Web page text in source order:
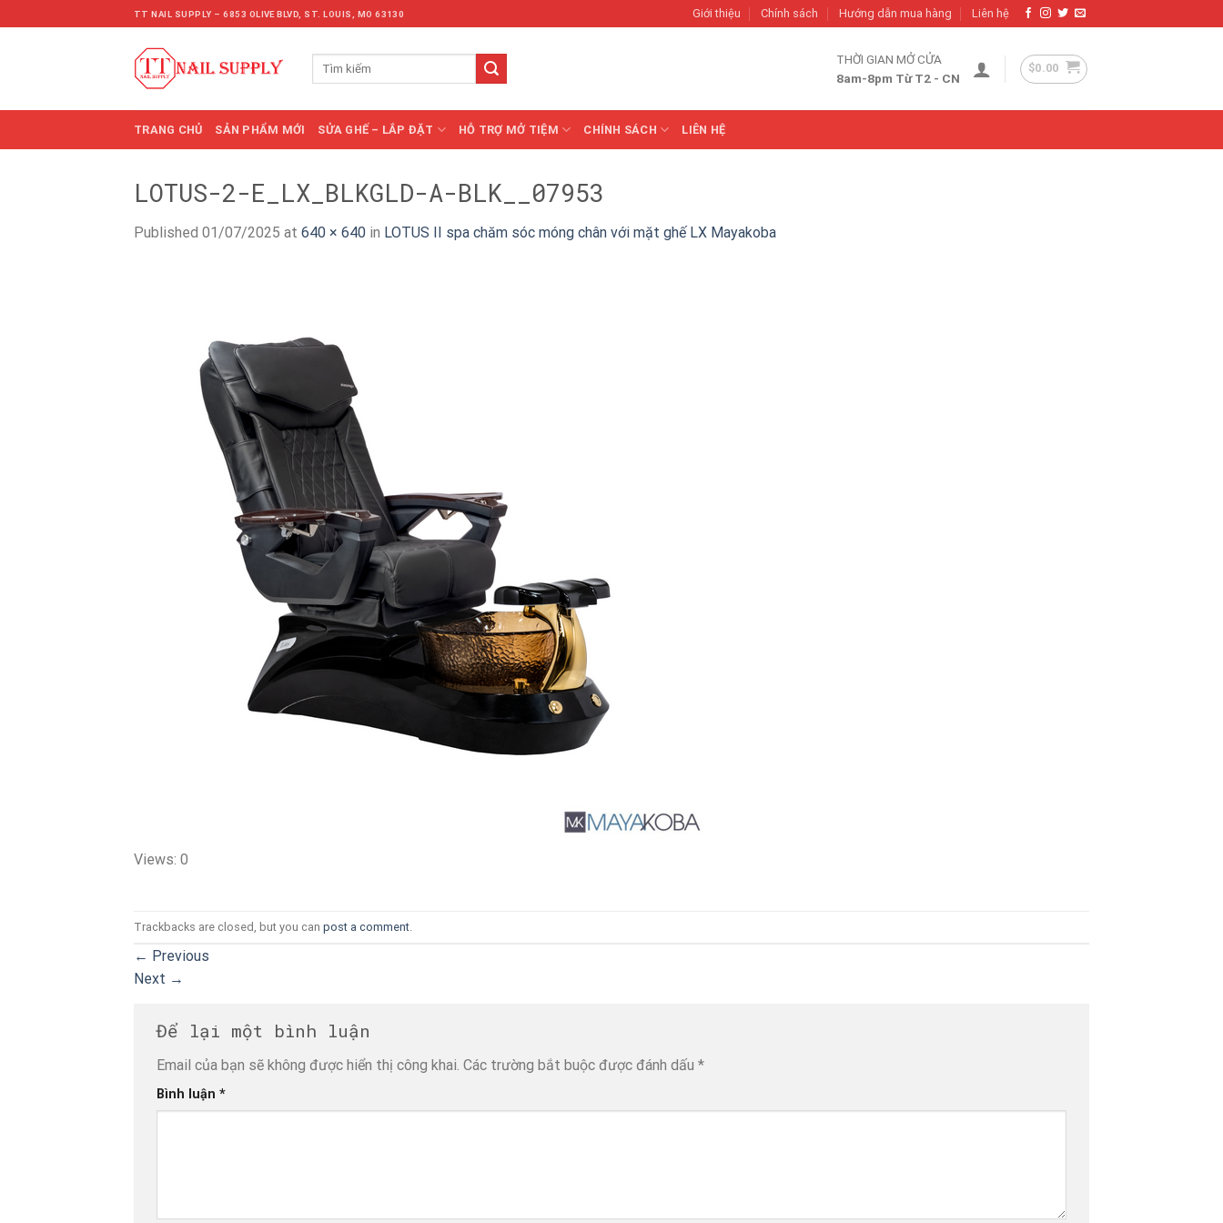
to
TT NAIL SUPPLY – 6853 OLIVE BLVD, ST. LOUIS, MO 63130 Giới thiệu Chính sách Hướng dẫn mua hàng Liên hệ
Tìm
THỜI GIAN MỞ CỬA
8am-8pm Từ T2 - CN
$0.00
TRANG CHỦ SẢN PHẨM MỚI SỬA GHẾ – LẮP ĐẶT HỖ TRỢ MỞ TIỆM CHÍNH SÁCH LIÊN HỆ
LOTUS-2-E_LX_BLKGLD-A-BLK__07953
Published 01/07/2025 at 640 × 640 in LOTUS II spa chăm sóc móng chân với mặt ghế LX Mayakoba
Views: 0
Trackbacks are closed, but you can post a comment
← Previous
Next →
Để lại một bình luận
Email của bạn sẽ không được hiển thị công khai. Các trường bắt buộc được đánh dấu *
Bình luận *